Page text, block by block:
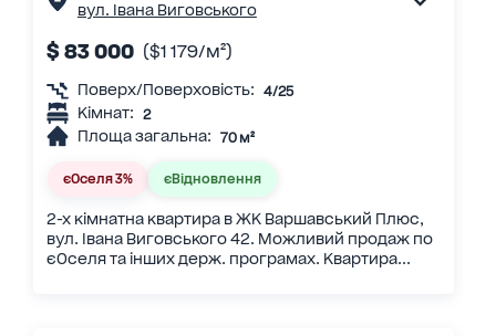
вул. Івана Виговського
$ 83 000 ($1 179/м²)
Поверх/Поверховість: 4/25
Кімнат: 2
Площа загальна: 70 м²
єОселя 3% єВідновлення
2-х кімнатна квартира в ЖК Варшавський Плюс,
вул. Івана Виговського 42. Можливий продаж по
єОселя та інших держ. програмах. Квартира...